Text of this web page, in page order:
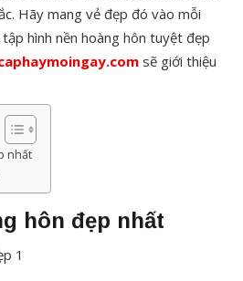
Hãy mang vẻ đẹp đó vào mỗi
hình nền hoàng hôn tuyệt đẹp
sẽ giới thiệu
nhất
hôn đẹp nhất